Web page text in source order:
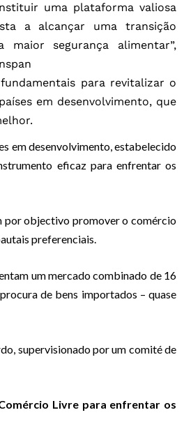
uma plataforma valiosa
a alcançar uma transição
maior segurança alimentar”,
para revitalizar o
em desenvolvimento, que
em desenvolvimento, estabelecido
eficaz para enfrentar os
por objectivo promover o comércio
preferenciais.
um mercado combinado de 16
de bens importados – quase
supervisionado por um comité de
Livre para enfrentar os